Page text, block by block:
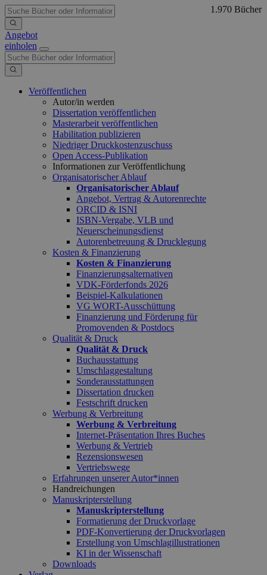
Angebot
einholen
Veröffentlichen
Autor/in werden
Dissertation veröffentlichen
Masterarbeit veröffentlichen
Habilitation publizieren
Niedriger Druckkostenzuschuss
Open Access-Publikation
Informationen zur Veröffentlichung
Organisatorischer Ablauf
Organisatorischer Ablauf
Angebot, Vertrag & Autorenrechte
ORCID & ISNI
ISBN-Vergabe, VLB und
Neuerscheinungsdienst
Autorenbetreuung & Drucklegung
Kosten & Finanzierung
Kosten & Finanzierung
Finanzierungsalternativen
VDK-Förderfonds 2026
Beispiel-Kalkulationen
VG WORT-Ausschüttung
Finanzierung und Förderung für
Promovenden & Postdocs
Qualität & Druck
Qualität & Druck
Buchausstattung
Umschlaggestaltung
Sonderausstattungen
Dissertation drucken
Festschrift drucken
Werbung & Verbreitung
Werbung & Verbreitung
Internet-Präsentation Ihres Buches
Werbung & Vertrieb
Rezensionswesen
Vertriebswege
Erfahrungen unserer Autor*innen
Handreichungen
Manuskripterstellung
Manuskripterstellung
Formatierung der Druckvorlage
PDF-Konvertierung der Druckvorlagen
Erstellung von Umschlagillustrationen
KI in der Wissenschaft
Downloads
1.970 Bücher